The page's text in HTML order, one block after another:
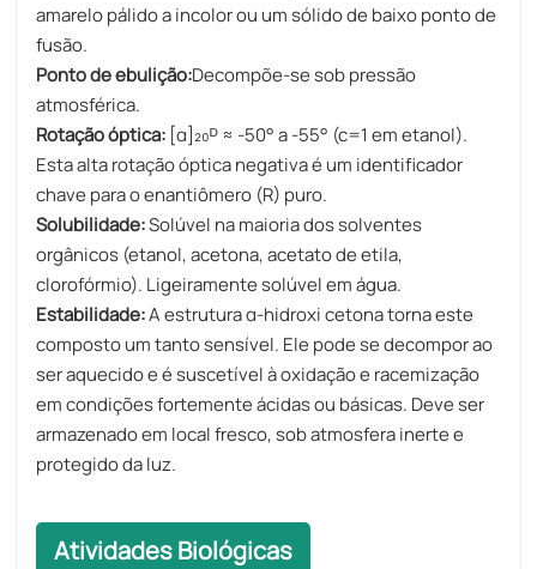
amarelo pálido a incolor ou um sólido de baixo ponto de
fusão.
Ponto de ebulição:Decompõe-se sob pressão
atmosférica.
Rotação óptica: [α]₂₀ᴰ ≈ -50° a -55° (c=1 em etanol).
Esta alta rotação óptica negativa é um identificador
chave para o enantiômero (R) puro.
Solubilidade:Solúvel na maioria dos solventes
orgânicos (etanol, acetona, acetato de etila,
clorofórmio). Ligeiramente solúvel em água.
Estabilidade:A estrutura α-hidroxi cetona torna este
composto um tanto sensível. Ele pode se decompor ao
ser aquecido e é suscetível à oxidação e racemização
em condições fortemente ácidas ou básicas. Deve ser
armazenado em local fresco, sob atmosfera inerte e
protegido da luz.
Atividades Biológicas